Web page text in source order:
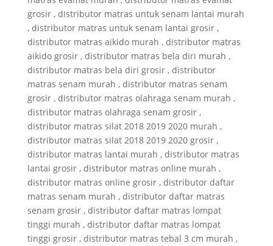
grosir , distributor matras untuk senam lantai murah
, distributor matras untuk senam lantai grosir ,
distributor matras aikido murah , distributor matras
aikido grosir , distributor matras bela diri murah ,
distributor matras bela diri grosir , distributor
matras senam murah , distributor matras senam
grosir , distributor matras olahraga senam murah ,
distributor matras olahraga senam grosir ,
distributor matras silat 2018 2019 2020 murah ,
distributor matras silat 2018 2019 2020 grosir ,
distributor matras lantai murah , distributor matras
lantai grosir , distributor matras online murah ,
distributor matras online grosir , distributor daftar
matras senam murah , distributor daftar matras
senam grosir , distributor daftar matras lompat
tinggi murah , distributor daftar matras lompat
tinggi grosir , distributor matras tebal 3 cm murah ,